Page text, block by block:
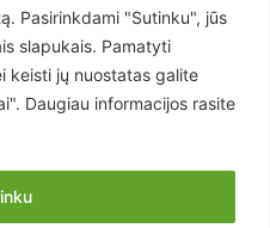
Pasirinkdami "Sutinku", jūs
slapukais. Pamatyti
keisti jų nuostatas galite
Daugiau informacijos rasite
619